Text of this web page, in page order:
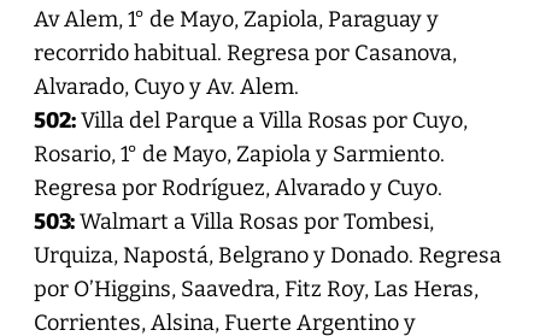
Av Alem, 1° de Mayo, Zapiola, Paraguay y
recorrido habitual. Regresa por Casanova,
Alvarado, Cuyo y Av. Alem.
502:Villa del Parque a Villa Rosas por Cuyo,
Rosario, 1° de Mayo, Zapiola y Sarmiento.
Regresa por Rodríguez, Alvarado y Cuyo.
503:Walmart a Villa Rosas por Tombesi,
Urquiza, Napostá, Belgrano y Donado. Regresa
por O’Higgins, Saavedra, Fitz Roy, Las Heras,
Corrientes, Alsina, Fuerte Argentino y